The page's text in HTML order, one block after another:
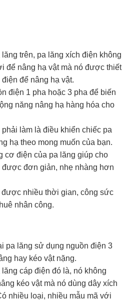
trên, pa lăng xích điện không
để nâng hạ vật mà nó được thiết
để nâng hạ vật.
điện 1 pha hoặc 3 pha để biến
năng nâng hạ hàng hóa cho
làm là điều khiển chiếc pa
hạ theo mong muốn của bạn.
cơ điện của pa lăng giúp cho
được đơn giản, nhẹ nhàng hơn
được nhiều thời gian, công sức
nhân công.
pa lăng sử dụng nguồn điện 3
hay kéo vật nặng.
cáp điện đó là, nó không
kéo vật mà nó dùng dây xích
nhiều loại, nhiều mẫu mã với